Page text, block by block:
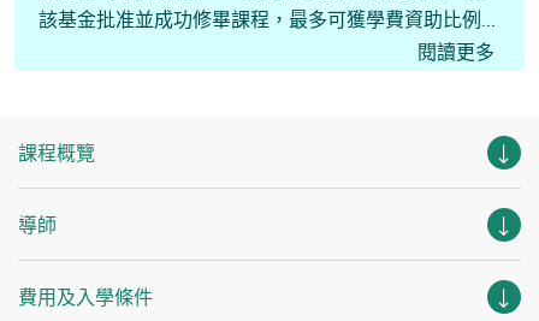
該基金批准並成功修畢課程，最多可獲學費資助比例為
90%。申請資助詳情請向「中醫藥發展基金」查詢。
閱讀更多
課程概覽
導師
費用及入學條件